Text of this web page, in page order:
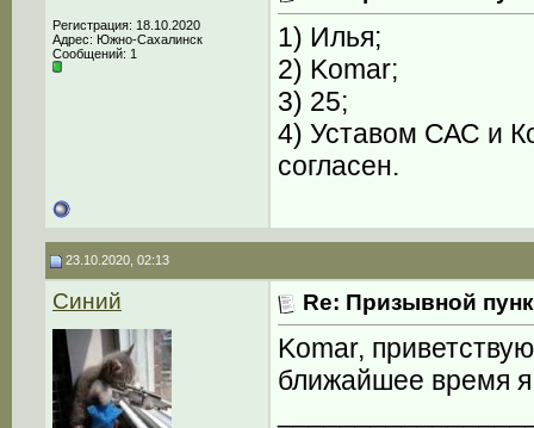
Регистрация: 18.10.2020
Адрес: Южно-Сахалинск
Сообщений: 1
1) Илья;
2) Komar;
3) 25;
4) Уставом САС и
согласен.
23.10.2020, 02:13
Синий Re: Призывной
Komar,
ближайшее время